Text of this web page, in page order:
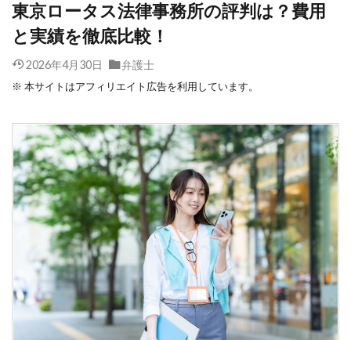
東京ロータス法律事務所の評判は？費用
と実績を徹底比較！
2026年4月30日 弁護士
※ 本サイトはアフィリエイト広告を利用しています。